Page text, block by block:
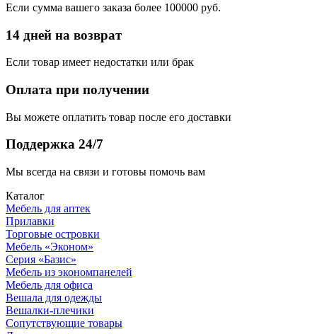
Если сумма вашего заказа более 100000 руб.
14 дней на возврат
Если товар имеет недостатки или брак
Оплата при получении
Вы можете оплатить товар после его доставки
Поддержка 24/7
Мы всегда на связи и готовы помочь вам
Каталог
Мебель для аптек
Прилавки
Торговые островки
Мебель «Эконом»
Серия «Базис»
Мебель из экономпанелей
Мебель для офиса
Вешала для одежды
Вешалки-плечики
Сопутствующие товары